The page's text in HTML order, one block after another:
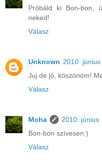
Próbáld ki Bon-bon,
neked!
Válasz
Unknown 2010.
Juj de jó, köszönöm!
Válasz
Moha
2010. június
Bon-bon szívesen:)
Válasz